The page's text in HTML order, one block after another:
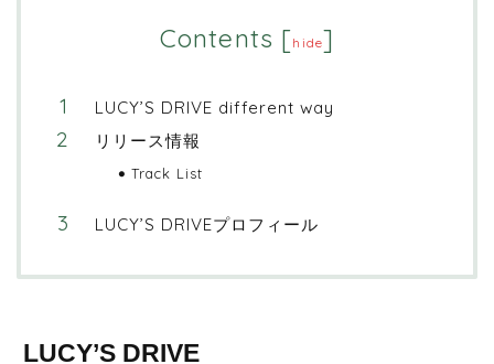
Contents [hide]
LUCY’S DRIVE different way
リリース情報
Track List
LUCY’S DRIVEプロフィール
LUCY’S DRIVE